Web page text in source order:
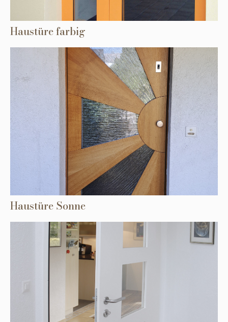
Haustüre farbig
Haustüre Sonne